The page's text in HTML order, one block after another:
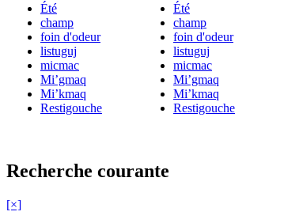
Été
champ
foin d'odeur
listuguj
micmac
Mi’gmaq
Mi’kmaq
Restigouche
Été
champ
foin d'odeur
listuguj
micmac
Mi’gmaq
Mi’kmaq
Restigouche
Recherche courante
[×]